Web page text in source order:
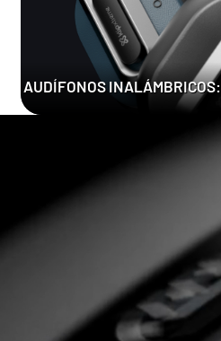
AUDÍFONOS INALÁMBRICOS: